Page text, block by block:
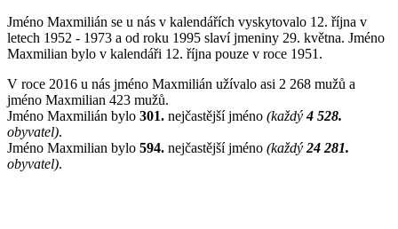
Jméno Maxmilián se u nás v kalendářích vyskytovalo 12. října v
letech 1952 - 1973 a od roku 1995 slaví jmeniny 29. května. Jméno
Maxmilian bylo v kalendáři 12. října pouze v roce 1951.
V roce 2016 u nás jméno Maxmilián užívalo asi 2 268 mužů a
jméno Maxmilian 423 mužů.
Jméno Maxmilián bylo 301. nejčastější jméno (každý4 528.
obyvatel).
Jméno Maxmilian bylo 594. nejčastější jméno (každý 24 281.
obyvatel).